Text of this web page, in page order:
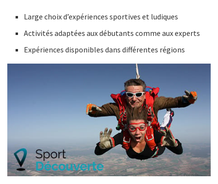
Large choix d’expériences sportives et ludiques
Activités adaptées aux débutants comme aux experts
Expériences disponibles dans différentes régions